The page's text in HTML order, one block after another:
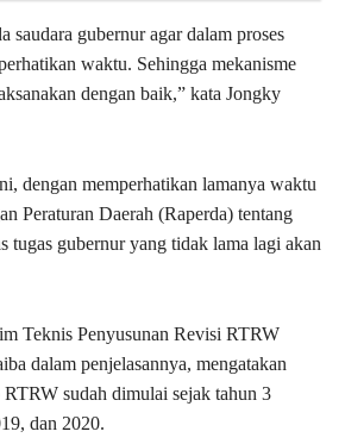
saudara gubernur agar dalam proses
waktu. Sehingga mekanisme
dengan baik,” kata Jongky
dengan memperhatikan lamanya waktu
Peraturan Daerah (Raperda) tentang
tugas gubernur yang tidak lama lagi akan
Teknis Penyusunan Revisi RTRW
dalam penjelasannya, mengatakan
sudah dimulai sejak tahun 3
dan 2020.